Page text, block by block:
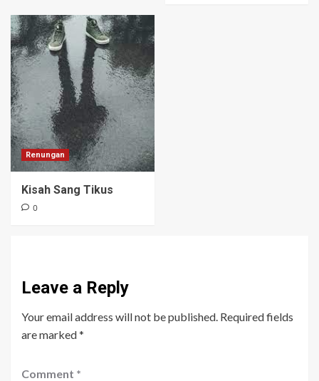
Renungan
Kisah Sang Tikus
0
Leave a Reply
Your email address will not be published. Required fields
are marked*
Comment *